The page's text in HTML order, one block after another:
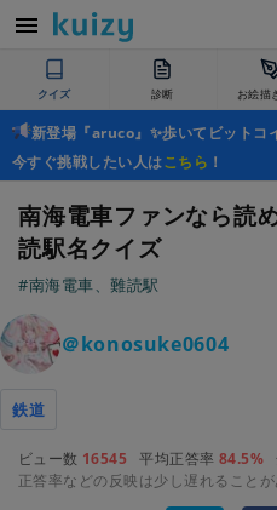
クイズ 診断 お絵描
新登場『aruco』✨歩いてビットコ
今すぐ挑戦したい人はこちら ！
南海電車ファンなら読
読駅名クイズ
#南海電車、難読駅
＠konosuke0604
鉄道
ビュー数 16545 平均正答率 84.5%
正答率などの反映は少し遅れることが